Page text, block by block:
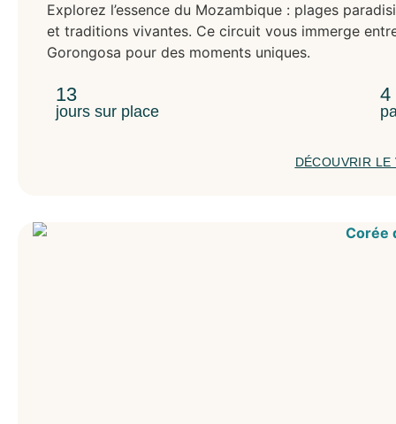
Explorez l’essence du Mozambique : plages
et traditions vivantes. Ce circuit vous immerge
Gorongosa pour des moments uniques.
13
jours sur place
4
DÉCOUVRIR LE